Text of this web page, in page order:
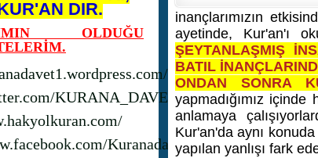
DIR.
OLDUĞU
KURANA_DAVET
Kuranadavet1/
inançlarımızın
ayetinde, Kur'an'ı
ŞEYTANLAŞMIŞ
BATIL
ONDAN SONRA
yapmadığımız içinde
anlamaya
Kur'an'da aynı
yapılan yanlışı fark